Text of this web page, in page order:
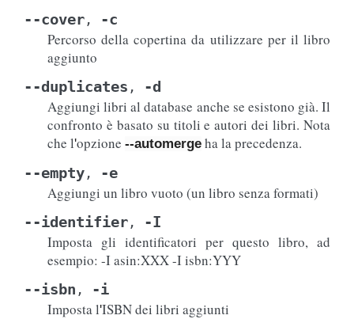
--cover , -c
Percorso della copertina da utilizzare per il libro
aggiunto
--duplicates , -d
Aggiungi libri al database anche se esistono già. Il
confronto è basato su titoli e autori dei libri. Nota
che l'opzione --automerge ha la precedenza.
--empty , -e
Aggiungi un libro vuoto (un libro senza formati)
--identifier , -I
Imposta gli identificatori per questo libro, ad
esempio: -I asin:XXX -I isbn:YYY
--isbn , -i
Imposta l'ISBN dei libri aggiunti